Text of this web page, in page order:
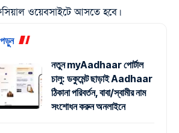
ওয়েবসাইটে আসতে হবে।
নতুন myAadhaar পোর্টাল
চালু: ডকুমেন্ট ছাড়াই Aadhaar
ঠিকানা পরিবর্তন, বাবা/স্বামীর নাম
সংশোধন করুন অনলাইনে